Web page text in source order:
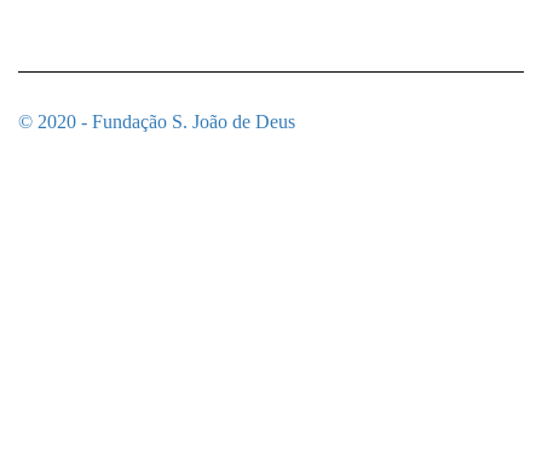
© 2020 - Fundação S. João de Deus